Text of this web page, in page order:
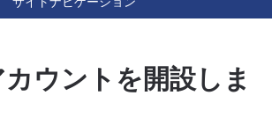
ウントを開設しま